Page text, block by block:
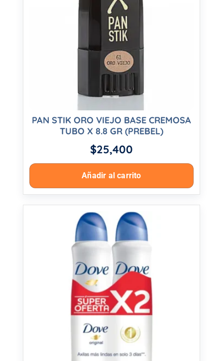
PAN STIK ORO VIEJO BASE CREMOSA
TUBO X 8.8 GR (PREBEL)
$25,400
Añadir al carrito